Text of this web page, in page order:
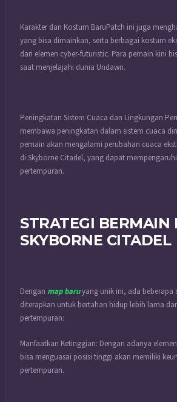
Karakter dan Kostum BaruPatch ini juga
yang bisa dimainkan, serta berbagai kostum
dari elemen cyber-futuristic. Para pemain kini
saat menjelajahi dunia Undawn.
Peningkatan Sistem Cuaca dan Lingkungan
membawa peningkatan dalam sistem cuaca
pemain akan mengalami perubahan cuaca
di Skyborne Citadel, yang dapat
pertempuran.
STRATEGI BERMAIN
SKYBORNE CITADEL
Dengan map baruyang unik ini, ada beberapa
diterapkan untuk bertahan hidup lebih lama
pertempuran:
Manfaatkan Ketinggian: Dengan adanya
bisa menguasai posisi tinggi akan memiliki
pertempuran.